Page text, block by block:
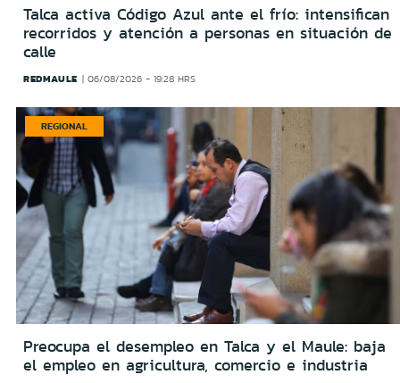
Talca activa Código Azul ante el frío: intensifican
recorridos y atención a personas en situación de
calle
REDMAULE 06/08/2026 - 19:28 HRS
REGIONAL
Preocupa el desempleo en Talca y el Maule: baja
el empleo en agricultura, comercio e industria